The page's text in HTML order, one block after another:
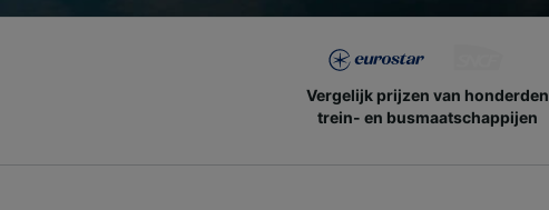
Vergelijk prijzen van honderden
trein- en busmaatschappijen